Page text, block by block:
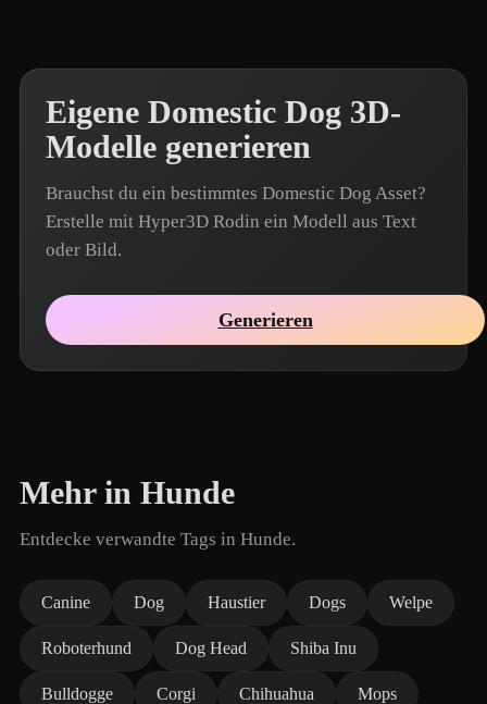
Eigene Domestic Dog 3D-
Modelle generieren
Brauchst du ein bestimmtes Domestic Dog Asset?
Erstelle mit Hyper3D Rodin ein Modell aus Text
oder Bild.
Generieren
Mehr in Hunde
Entdecke verwandte Tags in Hunde.
Canine Dog Haustier Dogs Welpe
Roboterhund Dog Head Shiba Inu
Bulldogge Corgi Chihuahua Mops